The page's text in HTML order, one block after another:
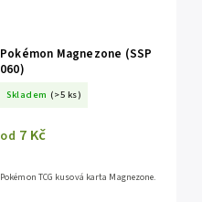
Pokémon Magnezone (SSP
060)
Skladem (>5 ks)
od 7 Kč
Pokémon TCG kusová karta Magnezone.